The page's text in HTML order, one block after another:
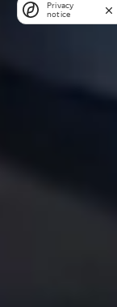
Privacy
notice